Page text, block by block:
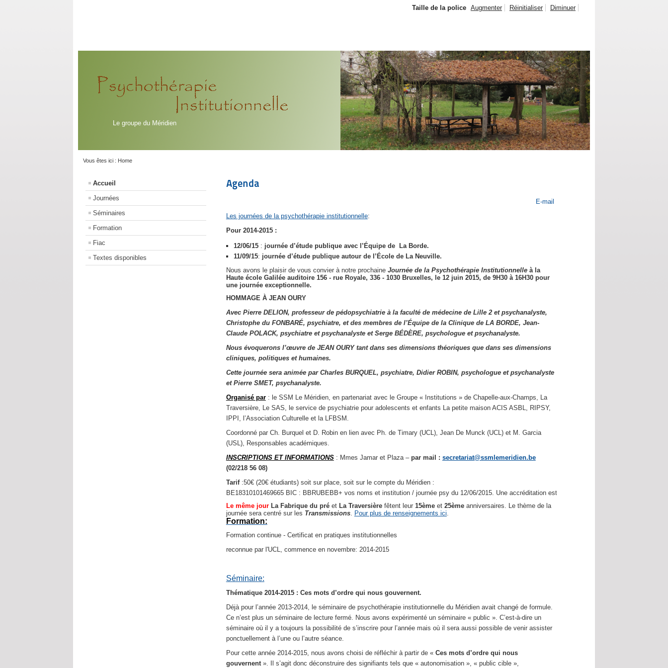
Le groupe du Méridien
Taille de la police Augmenter Réinitialiser Diminuer
Vous êtes ici : Home
Accueil
Journées
Séminaires
Formation
Fiac
Textes disponibles
Agenda
E-mail
Les journées de la psychothérapie institutionnelle:
Pour 2014-2015 :
12/06/15: journée d’étude publique avec l’Équipe de La Borde.
11/09/15: journée d’étude publique autour de l’École de La Neuville.
Nous avons le plaisir de vous convier à notre prochaine Journée de la Psychothérapie Institutionnelleà la
Haute école Galilée​ ​auditoire 156​ ​- rue Royale, 336 - 1030 Bruxelles, le 12 juin 2015, de 9H30 à 16H30 pour
une journée exceptionnelle.
HOMMAGE À JEAN OURY
Avec Pierre DELION, professeur de pédopsychiatrie à la faculté de médecine de Lille 2 et psychanalyste,
Christophe du FONBARÉ, psychiatre, et des membres de l’Équipe de la Clinique de LA BORDE, Jean-
Claude POLACK, psychiatre et psychanalyste et Serge BÉDÈRE, psychologue et psychanalyste.
Nous évoquerons l’œuvre de JEAN OURY tant dans ses dimensions théoriques que dans ses dimensions
cliniques, politiques et humaines.
Cette journée sera animée par Charles BURQUEL, psychiatre, Didier ROBIN, psychologue et psychanalyste
et Pierre SMET, psychanalyste.
Organisé par: le SSM Le Méridien, en partenariat avec le Groupe « Institutions » de Chapelle-aux-Champs, La
Traversière, Le SAS, le service de psychiatrie pour adolescents et enfants La petite maison ACIS ASBL, RIPSY,
IPPI, l’Association Culturelle et la LFBSM.
Coordonné par Ch. Burquel et D. Robin en lien avec Ph. de Timary (UCL), Jean De Munck (UCL) et M. Garcia
(USL), Responsables académiques.
INSCRIPTIONS ET INFORMATIONS: Mmes Jamar et Plaza – par mail : secretariat@ssmlemeridien.be
(02/218 56 08)
Tarif:50€ (20€ étudiants) soit sur place, soit sur le compte du Méridien :
BE18310101469665 BIC : BBRUBEBB+ vos noms et institution / journée psy du 12/06/2015. Une accréditation est demandée.
Le même jour La Fabrique du préet La Traversièrefêtent leur 15èmeet 25èmeanniversaires. Le thème de la
journée sera centré sur les Transmissions. Pour plus de renseignements ici.
Formation:
Formation continue - Certificat en pratiques institutionnelles
reconnue par l'UCL, commence en novembre: 2014-2015
Séminaire:
Thématique 2014-2015 : Ces mots d’ordre qui nous gouvernent.
Déjà pour l’année 2013-2014, le séminaire de psychothérapie institutionnelle du Méridien avait changé de formule.
Ce n’est plus un séminaire de lecture fermé. Nous avons expérimenté un séminaire « public ». C’est-à-dire un
séminaire où il y a toujours la possibilité de s’inscrire pour l’année mais où il sera aussi possible de venir assister
ponctuellement à l’une ou l’autre séance.
Pour cette année 2014-2015, nous avons choisi de réfléchir à partir de «Ces mots d’ordre qui nous
gouvernent ». Il s’agit donc déconstruire des signifiants tels que « autonomisation », « public cible »,